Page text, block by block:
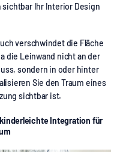
sichtbar Ihr Interior Design
verschwindet die Fläche
die Leinwand nicht an der
sondern in oder hinter
Sie den Traum eines
sichtbar ist.
Integration für